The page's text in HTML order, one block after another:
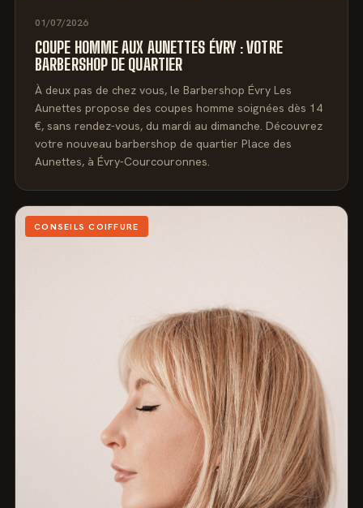
01/07/2026
COUPE HOMME AUX AUNETTES ÉVRY : VOTRE
BARBERSHOP DE QUARTIER
À deux pas de chez vous, le Barbershop Évry Les
Aunettes propose des coupes homme soignées dès 14
€, sans rendez-vous, du mardi au dimanche. Découvrez
votre nouveau barbershop de quartier Place des
Aunettes, à Évry-Courcouronnes.
CONSEILS COIFFURE